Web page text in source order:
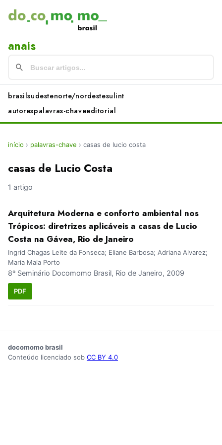
anais
brasilsudestenorte/nordestesulint
autorespalavras-chaveeditorial
início › palavras-chave › casas de lucio costa
casas de Lucio Costa
1 artigo
Arquitetura Moderna e conforto ambiental nos
Trópicos: diretrizes aplicáveis a casas de Lucio
Costa na Gávea, Rio de Janeiro
Ingrid Chagas Leite da Fonseca; Eliane Barbosa; Adriana Alvarez;
Maria Maia Porto
8º Seminário Docomomo Brasil, Rio de Janeiro, 2009
PDF
docomomo brasil
Conteúdo licenciado sob CC BY 4.0